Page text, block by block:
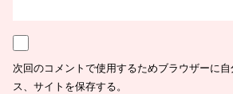
次回のコメントで使用するためブラウザーに
ス、サイトを保存する。